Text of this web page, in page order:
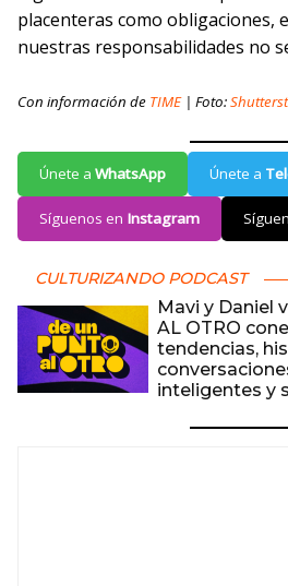
placenteras como obligaciones,
nuestras responsabilidades no
Con información de TIME| Foto:
Únete a WhatsApp Únete a
Síguenos en Instagram
CULTURIZANDO PODCAST
Mavi y Daniel
AL OTRO
tendencias,
inteligentes y